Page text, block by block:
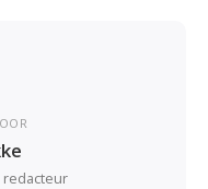
redacteur